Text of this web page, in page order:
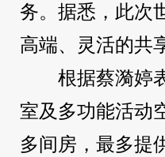
务。据悉，此次
高端、灵活的共
根据蔡漪婷
室及多功能活动
多间房，最多提